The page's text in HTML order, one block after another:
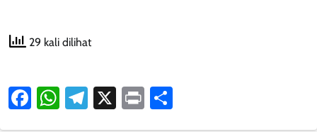
29 kali dilihat
Facebook
WhatsApp
Telegram
X Print